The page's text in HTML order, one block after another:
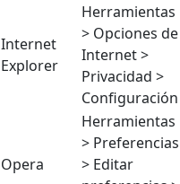
Internet
Explorer
Herramientas
> Opciones de
Internet >
Privacidad >
Configuración
Opera
Herramientas
> Preferencias
> Editar